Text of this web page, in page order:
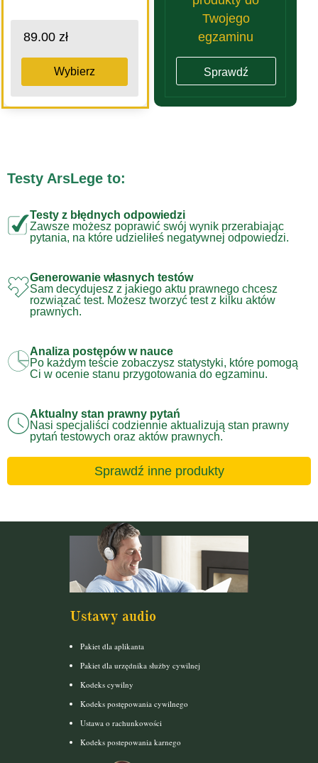
89.00 zł
Wybierz
Twojego
egzaminu
Sprawdź
Testy ArsLege to:
Testy z błędnych odpowiedzi
Zawsze możesz poprawić swój wynik przerabiając
pytania, na które udzieliłeś negatywnej odpowiedzi.
Generowanie własnych testów
Sam decydujesz z jakiego aktu prawnego chcesz
rozwiązać test. Możesz tworzyć test z kilku aktów
prawnych.
Analiza postępów w nauce
Po każdym teście zobaczysz statystyki, które pomogą
Ci w ocenie stanu przygotowania do egzaminu.
Aktualny stan prawny pytań
Nasi specjaliści codziennie aktualizują stan prawny
pytań testowych oraz aktów prawnych.
Sprawdź inne produkty
Ustawy audio
Pakiet dla aplikanta
Pakiet dla urzędnika służby cywilnej
Kodeks cywilny
Kodeks postępowania cywilnego
Ustawa o rachunkowości
Kodeks postepowania karnego